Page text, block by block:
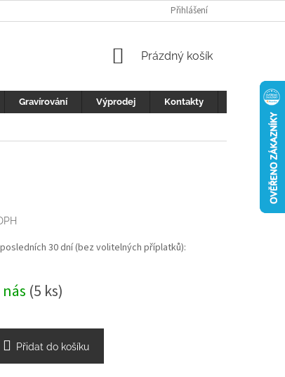
REKLAMACE
Přihlášení
NÁKUPNÍ
Prázdný košík
Gravírování Výprodej Kontakty
30 dní (bez volitelných příplatků):
(5 ks)
Přidat do košíku